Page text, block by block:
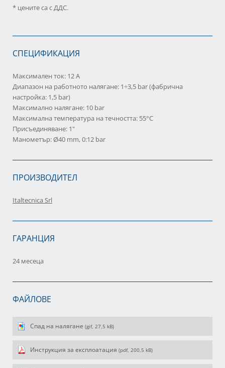
* цените са с ДДС.
СПЕЦИФИКАЦИЯ
Максимален ток: 12 A
Диапазон на работното налягане: 1÷3,5 bar (фабрична
настройка: 1,5 bar)
Максимално налягане: 10 bar
Максимална температура на течността: 55°C
Присъединяване: 1"
Манометър: Ø40 mm, 0:12 bar
ПРОИЗВОДИТЕЛ
Italtecnica Srl
ГАРАНЦИЯ
24 месеца
ФАЙЛОВЕ
Спад на налягане (gif, 27,5 kB)
Инструкция за експлоатация (pdf, 200,5 kB)